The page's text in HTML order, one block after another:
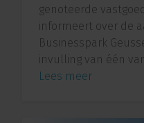
genoteerde
informeert over de
Businesspark
invulling van één
Lees meer